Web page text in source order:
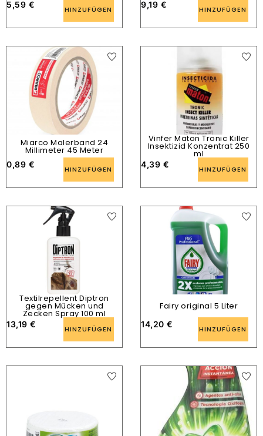
5,59 € HINZUFÜGEN 9,19 € HINZUFÜGEN
Miarco Malerband 24
Millimeter 45 Meter
0,89 € HINZUFÜGEN
Vinfer Maton Tronic Killer
Insektizid Konzentrat 250
ml
4,39 € HINZUFÜGEN
Textilrepellent Diptron
gegen Mücken und
Zecken Spray 100 ml
13,19 € HINZUFÜGEN
Fairy original 5 Liter
14,20 € HINZUFÜGEN